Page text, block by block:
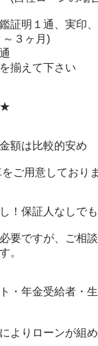
明１通、実印、
３ヶ月)
ピー１
えて下さい
★
額は比較的安め
ご用意しておりま
！保証人なしで
要ですが、ご相
。
・年金受給者・
よりローンが組